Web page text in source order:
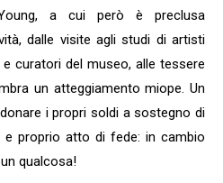
a cui però è preclusa
dalle visite agli studi di artisti
curatori del museo, alle tessere
un atteggiamento miope. Un
i propri soldi a sostegno di
proprio atto di fede: in cambio
qualcosa!